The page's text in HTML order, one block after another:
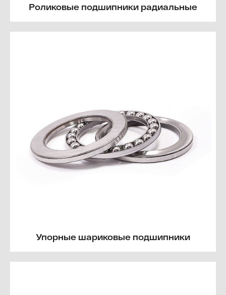
Роликовые подшипники радиальные
Упорные шариковые подшипники